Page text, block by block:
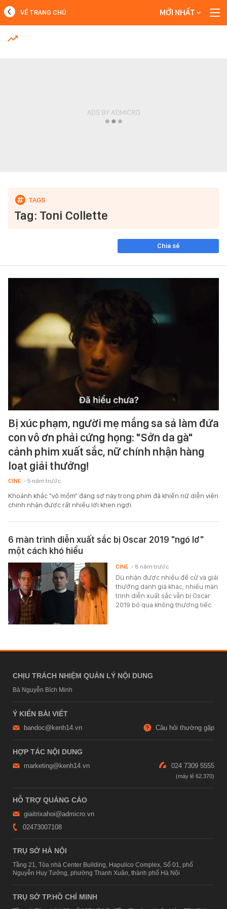
MỚI NHẤT
VỀ TRANG CHỦ MỚI NHẤT
Tag: Toni Collette
Chia sẻ
Bị xúc phạm, người mẹ mắng sa sả làm đứa
con vô ơn phải cứng họng: "Sởn da gà"
cảnh phim xuất sắc, nữ chính nhận hàng
loạt giải thưởng!
CINE - 5 năm trước
Khoảnh khắc "võ mồm" đáng sợ này trong phim đã khiến nữ diễn viên
chính nhận được rất nhiều lời khen ngợi.
6 màn trình diễn xuất sắc bị Oscar 2019 "ngó lơ"
một cách khó hiểu
Dù nhận được nhiều đề cử và giải
thưởng danh giá khác, nhiều màn
trình diễn xuất sắc vẫn bị Oscar
2019 bỏ qua không thương tiếc.
CINE - 8 năm trước
CHỊU TRÁCH NHIỆM QUẢN LÝ NỘI DUNG
Bà Nguyễn Bích Minh
Ý KIẾN BÀI VIẾT
bandoc@kenh14.vn Câu hỏi thường gặp
HỢP TÁC NỘI DUNG
marketing@kenh14.vn 024 7309 5555
HỖ TRỢ QUẢNG CÁO
giaitrixahoi@admicro.vn
02473007108
TRỤ SỞ HÀ NỘI
Tầng 21, Tòa nhà Center Building, Hapulico Complex, Số 01, phố
Nguyễn Huy Tưởng, phường Thanh Xuân, thành phố Hà Nội
TRỤ SỞ TP.HỒ CHÍ MINH